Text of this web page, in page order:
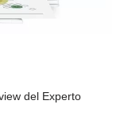
del Experto